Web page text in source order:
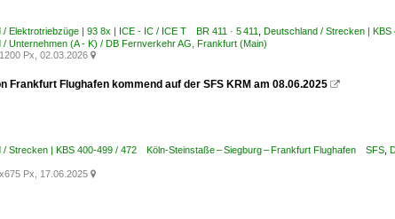
/ Elektrotriebzüge | 93 8x | ICE - IC / ICE T BR 411 · 5 411 Deutschland / Strecken |
/ Unternehmen (A - K) / DB Fernverkehr AG, Frankfurt (Main)
Px, 02.03.2026 
Frankfurt Flughafen kommend auf der SFS KRM am 08.06.2025 
/ Strecken | KBS 400-499 / 472 Köln-Steinstaße – Siegburg – Frankfurt Flughafen SFS
Px, 17.06.2025 